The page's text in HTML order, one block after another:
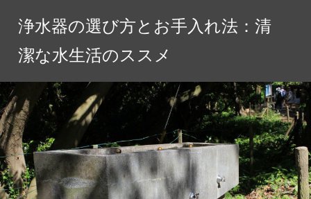
ツ
へ
ス
キ
ッ
プ
浄水器の選び方とお手入れ法：清
潔な水生活のススメ